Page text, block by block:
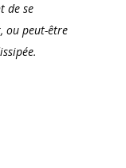
de se
ou peut-être